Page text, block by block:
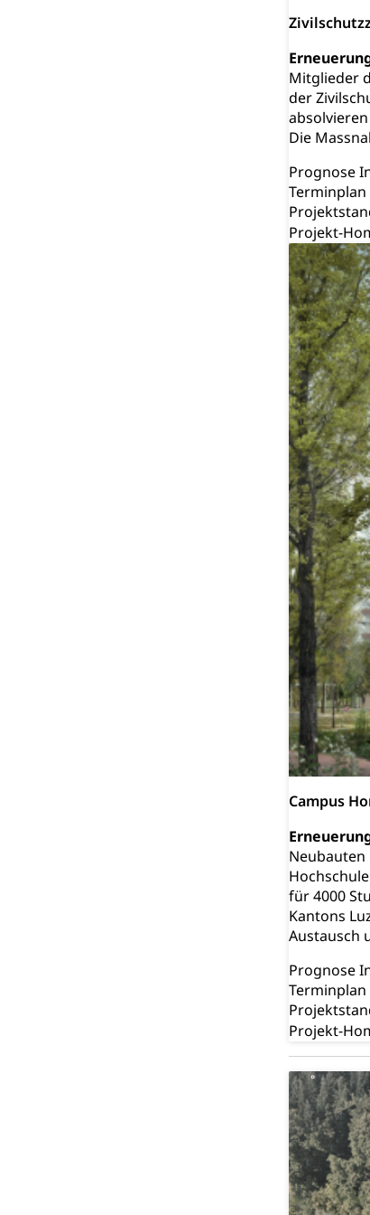
Mitglieder
der
Die
Prognose
Projekt-
Campus
für 4000
Kantons
Austausch
Projekt-